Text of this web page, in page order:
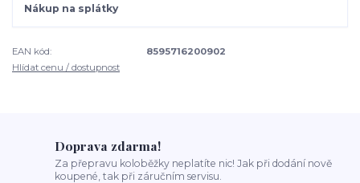
Nákup na splátky
EAN kód:
8595716200902
Hlídat cenu / dostupnost
Doprava zdarma!
Za přepravu koloběžky neplatíte nic! Jak při dodání nově
koupené, tak při záručním servisu.